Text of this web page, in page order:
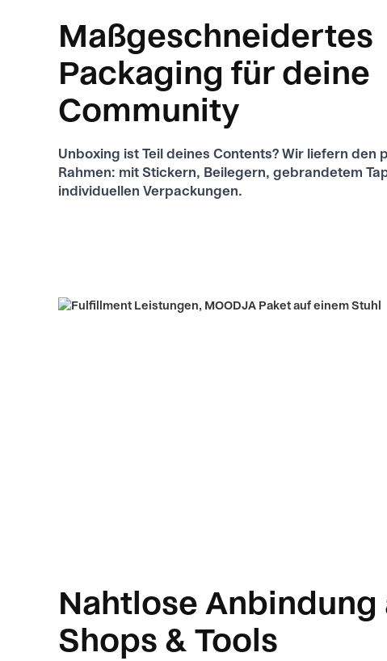
Maßgeschneidertes
Packaging für deine
Community
Unboxing ist Teil deines Contents? Wir liefern den
Rahmen: mit Stickern, Beilegern, gebrandetem
individuellen Verpackungen.
Nahtlose Anbindung
Shops & Tools